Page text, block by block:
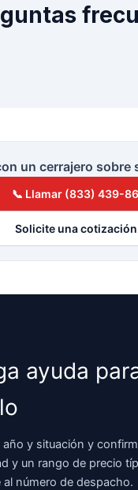
un cerrajero sobre
📞 Llamar (833) 439-
Solicite una
ayuda
y situación y
y un rango de precio
número de despacho.